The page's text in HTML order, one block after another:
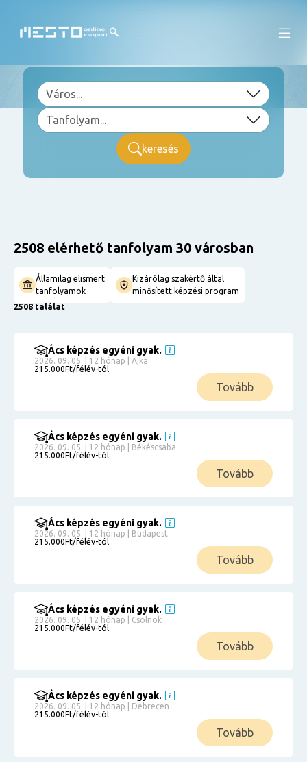
keresés
2508 elérhető tanfolyam 30 városban
Államilag elismert
tanfolyamok
Kizárólag szakértő által
minősített képzési program
2508 találat
Ács képzés egyéni gyak.
2026. 09. 05. | 12 hónap | Ajka
215.000Ft/félév-tól
Tovább
Ács képzés egyéni gyak.
2026. 09. 05. | 12 hónap | Békéscsaba
215.000Ft/félév-tól
Tovább
Ács képzés egyéni gyak.
2026. 09. 05. | 12 hónap | Budapest
215.000Ft/félév-tól
Tovább
Ács képzés egyéni gyak.
2026. 09. 05. | 12 hónap | Csolnok
215.000Ft/félév-tól
Tovább
Ács képzés egyéni gyak.
2026. 09. 05. | 12 hónap | Debrecen
215.000Ft/félév-tól
Tovább